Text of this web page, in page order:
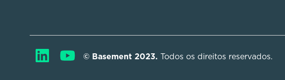
© Basement 2023. Todos os direitos reservados.